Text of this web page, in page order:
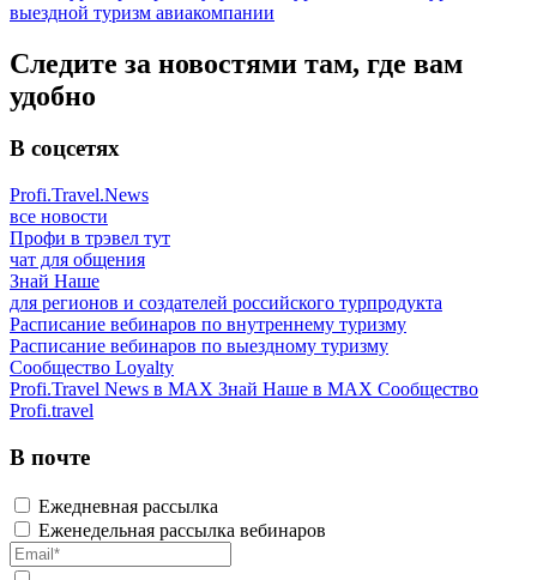
выездной туризм авиакомпании
Следите за новостями там, где вам
удобно
В соцсетях
Profi.Travel.News
все новости
Профи в трэвел тут
чат для общения
Знай Наше
для регионов и создателей российского турпродукта
Расписание вебинаров по внутреннему туризму
Расписание вебинаров по выездному туризму
Сообщество Loyalty
Profi.Travel News в MAX Знай Наше в MAX Сообщество
Profi.travel
В почте
Ежедневная рассылка
Еженедельная рассылка вебинаров